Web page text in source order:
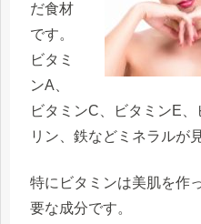
だ食材
です。
ビタミ
ンA、
ビタミンC、ビタミンE、
リン、鉄などミネラルが
特にビタミンは美肌を作
要な成分です。